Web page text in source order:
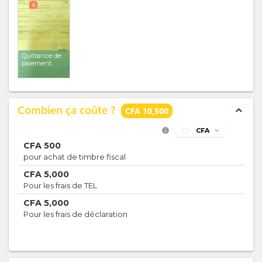
Quittance de
paiement
8
Combien ça coûte ? CFA 10,500 expand_less
info CFA expand_more
CFA 500
pour achat de timbre fiscal
CFA 5,000
Pour les frais de TEL
CFA 5,000
Pour les frais de déclaration